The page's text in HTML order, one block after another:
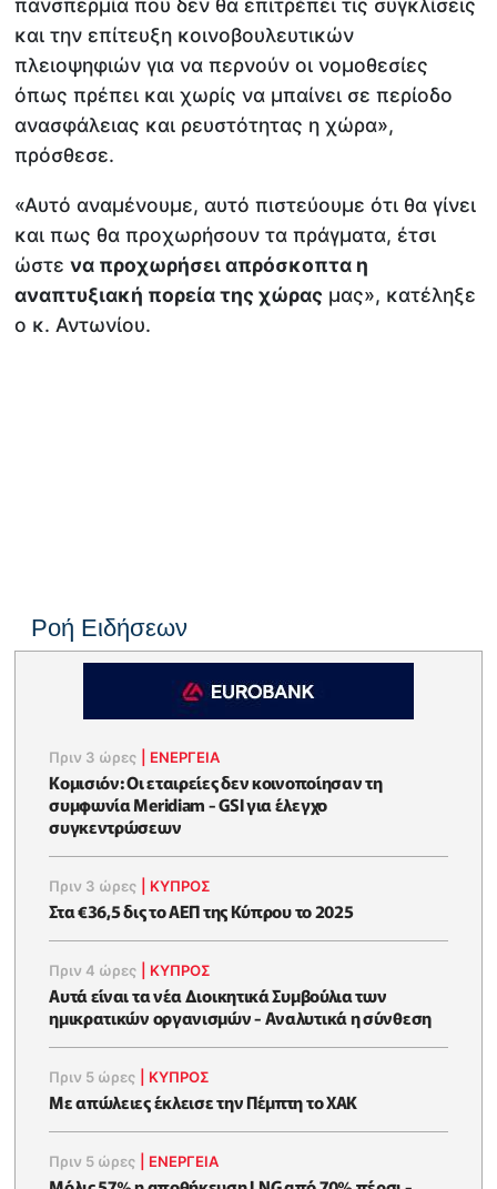
πανσπερμία που δεν θα επιτρέπει τις συγκλίσεις
και την επίτευξη κοινοβουλευτικών
πλειοψηφιών για να περνούν οι νομοθεσίες
όπως πρέπει και χωρίς να μπαίνει σε περίοδο
ανασφάλειας και ρευστότητας η χώρα»,
πρόσθεσε.
«Αυτό αναμένουμε, αυτό πιστεύουμε ότι θα γίνει
και πως θα προχωρήσουν τα πράγματα, έτσι
ώστενα προχωρήσει απρόσκοπτα η
αναπτυξιακή πορεία της χώρας μας», κατέληξε
ο κ. Αντωνίου.
Ροή Ειδήσεων
Πριν 3 ώρες ΕΝΈΡΓΕΙΑ
Κομισιόν: Οι εταιρείες δεν κοινοποίησαν τη
συμφωνία Meridiam - GSI για έλεγχο
συγκεντρώσεων
Πριν 3 ώρες ΚΥΠΡΟΣ
Στα €36,5 δις το ΑΕΠ της Κύπρου το 2025
Πριν 4 ώρες ΚΥΠΡΟΣ
Αυτά είναι τα νέα Διοικητικά Συμβούλια των
ημικρατικών οργανισμών - Αναλυτικά η σύνθεση
Πριν 5 ώρες ΚΥΠΡΟΣ
Με απώλειες έκλεισε την Πέμπτη το ΧΑΚ
Πριν 5 ώρες ΕΝΈΡΓΕΙΑ